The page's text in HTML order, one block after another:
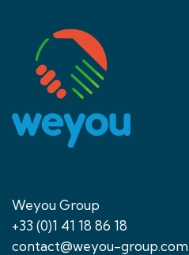
Weyou Group
+33 (0)1 41 18 86 18
contact@weyou-group.com